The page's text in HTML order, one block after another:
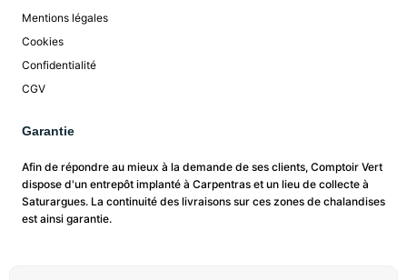
Mentions légales
Cookies
Confidentialité
CGV
Garantie
Afin de répondre au mieux à la demande de ses clients, Comptoir Vert
dispose d'un entrepôt implanté à Carpentras et un lieu de collecte à
Saturargues. La continuité des livraisons sur ces zones de chalandises
est ainsi garantie.